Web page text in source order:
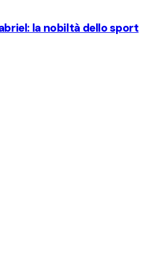
la nobiltà dello sport